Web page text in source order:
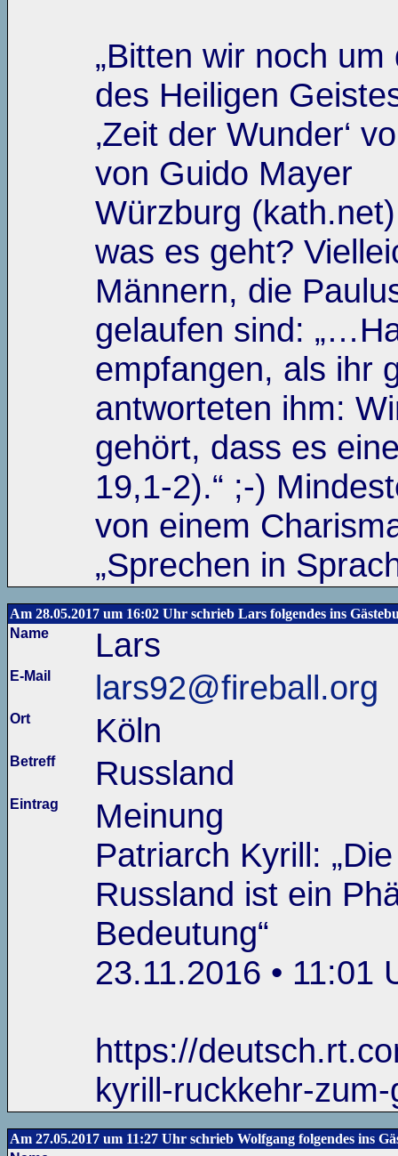
„Bitten wir noch
des Heiligen
‚Zeit der Wunder‘
von Guido Mayer
Würzburg
was es geht?
Männern, die
gelaufen sind:
empfangen, als ihr
antworteten ihm:
gehört, dass es
19,1-2).“ ;-)
von einem
„Sprechen in
Am 28.05.2017 um 16:02 Uhr schrieb Lars folgendes ins
Name
Lars
E-Mail lars92@fireball.org
Ort Köln
Betreff Russland
Eintrag
Meinung
Patriarch Kyrill:
Russland ist ein
Bedeutung“
23.11.2016 • 11:01
https://
kyrill-ruckkehr-
Am 27.05.2017 um 11:27 Uhr schrieb Wolfgang folgendes ins